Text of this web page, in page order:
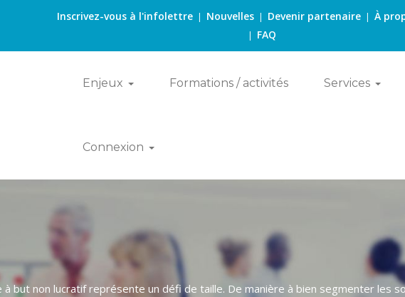
Inscrivez-vous à l'infolettre| Nouvelles| Devenir partenaire| À
| FAQ
Enjeux Formations / activités Services
Connexion
à but non lucratif représente un défi de taille. De manière à bien segmenter les